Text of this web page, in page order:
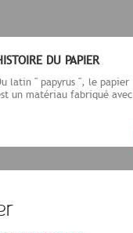
DU PAPIER
latin " papyrus ", le papier
un matériau fabriqué avec